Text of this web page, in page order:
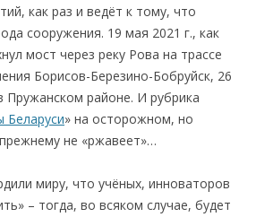
как раз и ведёт к тому, что
сооружения. 19 мая 2021 г., как
мост через реку Рова на трассе
Борисов-Березино-Бобруйск, 26
Пружанском районе. И рубрика
» на осторожном, но
не «ржавеет»…
миру, что учёных, инноваторов
– тогда, во всяком случае, будет